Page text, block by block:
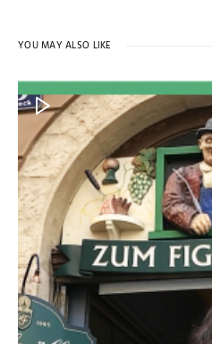
YOU MAY ALSO LIKE